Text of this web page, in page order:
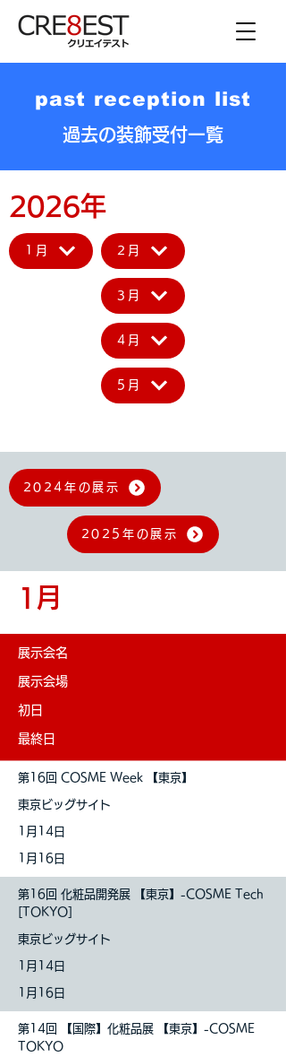
past reception list
過去の装飾受付一覧
2026年
1月 2月
3月
4月
5月
2024年の展示
2025年の展示
1月
展示会名
展示会場
初日
最終日
第16回 COSME Week 【東京】
東京ビッグサイト
1 月14日
1月16日
第16回 化粧品開発展 【東京】-COSME Tech
[TOKYO]
東京ビッグサイト
1 月14日
1月16日
第14回 【国際】化粧品展 【東京】-COSME
TOKYO